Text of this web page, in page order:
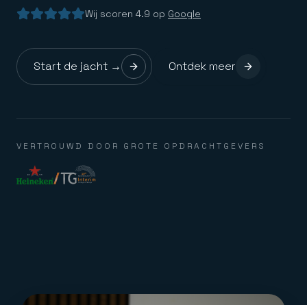
Wij scoren 4.9 op Google
Start de jacht → Ontdek meer
VERTROUWD DOOR GROTE OPDRACHTGEVERS